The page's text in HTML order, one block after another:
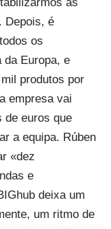
Depois, é
os
da Europa, e
produtos por
empresa vai
de euros que
a equipa. Rúben
«dez
e
deixa um
um ritmo de